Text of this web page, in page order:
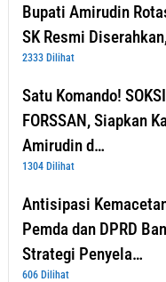
Bupati Amirudin
SK Resmi
2333 Dilihat
Satu Komando!
FORSSAN, Siapkan
Amirudin d…
1304 Dilihat
Antisipasi
Pemda dan DPRD
Strategi Penyela…
606 Dilihat